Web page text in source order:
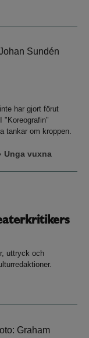
har gjort förut
"Koreografin"
tankar om kroppen.
Unga vuxna
uttryck och